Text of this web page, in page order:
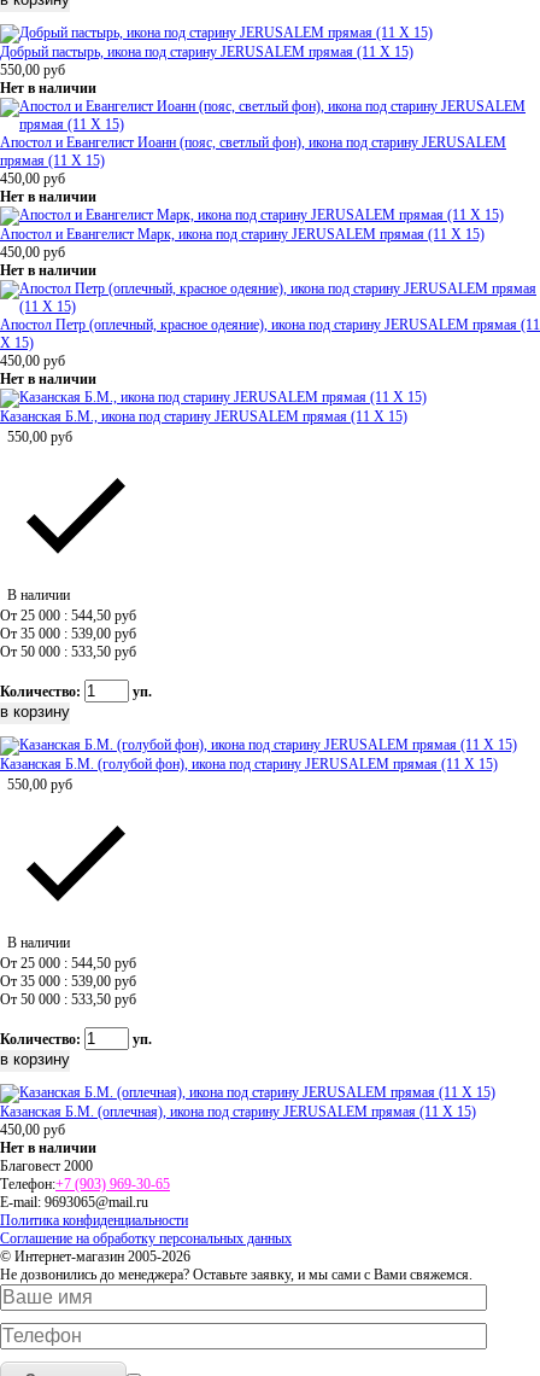
Добрый пастырь, икона под старину JERUSALEM прямая (11 Х 15)
550,00 руб
Нет в наличии
Апостол и Евангелист Иоанн (пояс, светлый фон), икона под старину JERUSALEM
прямая (11 Х 15)
450,00 руб
Нет в наличии
Апостол и Евангелист Марк, икона под старину JERUSALEM прямая (11 Х 15)
450,00 руб
Нет в наличии
Апостол Петр (оплечный, красное одеяние), икона под старину JERUSALEM прямая (11
Х 15)
450,00 руб
Нет в наличии
Казанская Б.М., икона под старину JERUSALEM прямая (11 Х 15)
550,00 руб
В наличии
От 25 000 : 544,50 руб
От 35 000 : 539,00 руб
От 50 000 : 533,50 руб
Количество: уп.
Казанская Б.М. (голубой фон), икона под старину JERUSALEM прямая (11 Х 15)
550,00 руб
В наличии
От 25 000 : 544,50 руб
От 35 000 : 539,00 руб
От 50 000 : 533,50 руб
Количество: уп.
Казанская Б.М. (оплечная), икона под старину JERUSALEM прямая (11 Х 15)
450,00 руб
Нет в наличии
Благовест 2000
Телефон:+7 (903) 969-30-65
E-mail: 9693065@mail.ru
Политика конфиденциальности
Соглашение на обработку персональных данных
© Интернет-магазин 2005-2026
Не дозвонились до менеджера? Оставьте заявку, и мы сами с Вами свяжемся.